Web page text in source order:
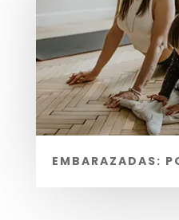
EMBARAZADAS: